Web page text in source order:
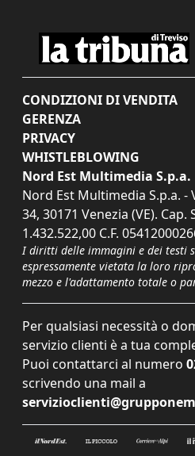
CONDIZIONI DI VENDITA
GERENZA
PRIVACY
WHISTLEBLOWING
Nord Est Multimedia S.p.a.
Nord Est Multimedia S.p.a. -
34, 30171 Venezia (VE). Cap.
1.432.522,00 C.F.
I diritti delle immagini e dei testi
espressamente vietata la loro
mezzo e l'adattamento totale o
Per qualsiasi necessità o
servizio clienti è a tua
Puoi contattarci al numero
scrivendo una mail a